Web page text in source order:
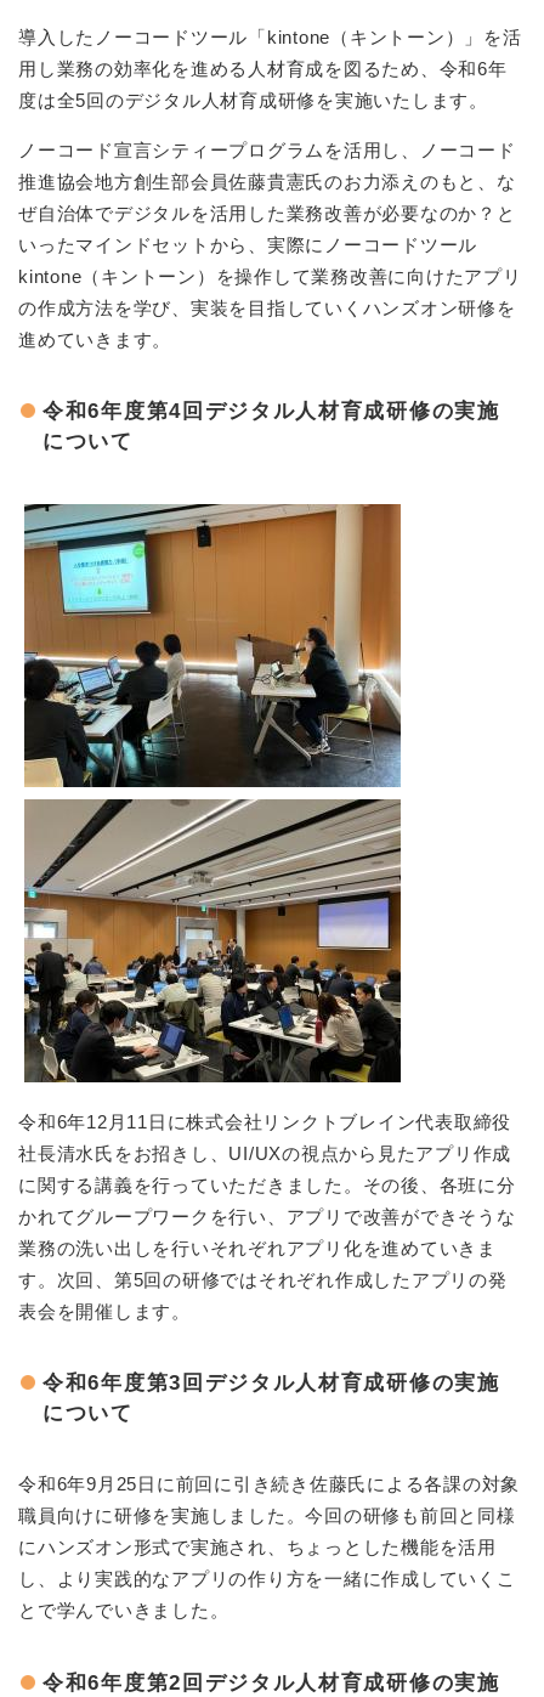
導入したノーコードツール「kintone（キントーン）」を活
用し業務の効率化を進める人材育成を図るため、令和6年
度は全5回のデジタル人材育成研修を実施いたします。
ノーコード宣言シティープログラムを活用し、ノーコード
推進協会地方創生部会員佐藤貴憲氏のお力添えのもと、な
ぜ自治体でデジタルを活用した業務改善が必要なのか？と
いったマインドセットから、実際にノーコードツール
kintone（キントーン）を操作して業務改善に向けたアプリ
の作成方法を学び、実装を目指していくハンズオン研修を
進めていきます。
令和6年度第4回デジタル人材育成研修の実施
について
令和6年12月11日に株式会社リンクトブレイン代表取締役
社長清水氏をお招きし、UI/UXの視点から見たアプリ作成
に関する講義を行っていただきました。その後、各班に分
かれてグループワークを行い、アプリで改善ができそうな
業務の洗い出しを行いそれぞれアプリ化を進めていきま
す。次回、第5回の研修ではそれぞれ作成したアプリの発
表会を開催します。
令和6年度第3回デジタル人材育成研修の実施
について
令和6年9月25日に前回に引き続き佐藤氏による各課の対象
職員向けに研修を実施しました。今回の研修も前回と同様
にハンズオン形式で実施され、ちょっとした機能を活用
し、より実践的なアプリの作り方を一緒に作成していくこ
とで学んでいきました。
令和6年度第2回デジタル人材育成研修の実施